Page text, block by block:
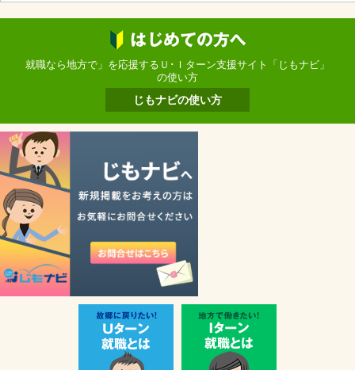
就職なら地方で」を応援するＵ･Ｉターン支援サイト「じもナビ」
の使い方
じもナビの使い方